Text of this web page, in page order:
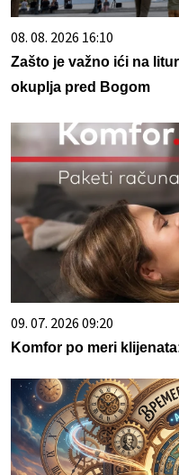
08. 08. 2026 16:10
Zašto je važno ići na
okuplja pred Bogom
09. 07. 2026 09:20
Komfor po meri